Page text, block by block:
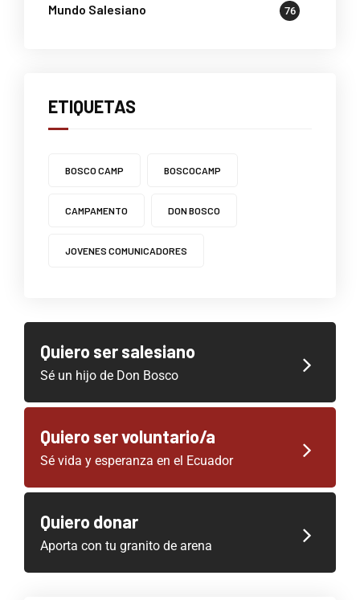
Mundo Salesiano 76
ETIQUETAS
BOSCO CAMP BOSCOCAMP
CAMPAMENTO DON BOSCO
JOVENES COMUNICADORES
Quiero ser salesiano
Sé un hijo de Don Bosco
Quiero ser voluntario/a
Sé vida y esperanza en el Ecuador
Quiero donar
Aporta con tu granito de arena